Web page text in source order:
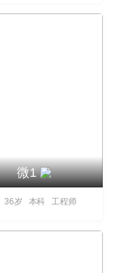
微1
36岁 本科 工程师